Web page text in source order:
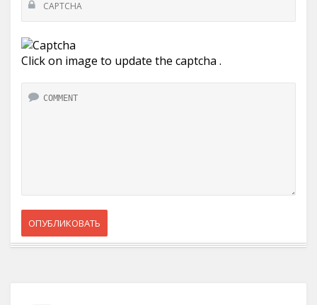
Click on image to update the captcha .